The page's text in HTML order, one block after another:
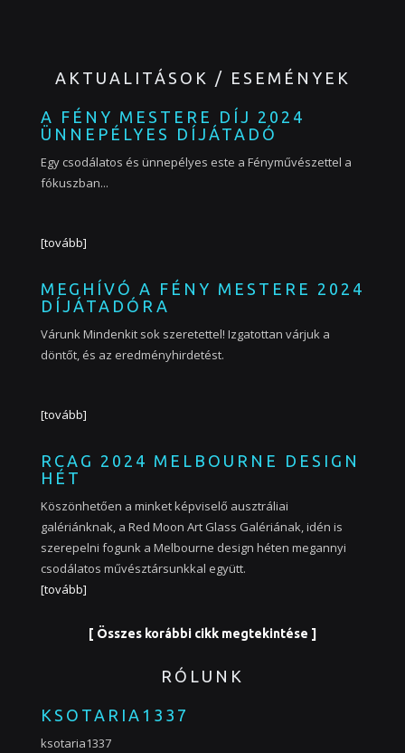
AKTUALITÁSOK / ESEMÉNYEK
A FÉNY MESTERE DÍJ 2024
ÜNNEPÉLYES DÍJÁTADÓ
Egy csodálatos és ünnepélyes este a Fényművészettel a
fókuszban...
[tovább]
MEGHÍVÓ A FÉNY MESTERE 2024
DÍJÁTADÓRA
Várunk Mindenkit sok szeretettel! Izgatottan várjuk a
döntőt, és az eredményhirdetést.
[tovább]
RCAG 2024 MELBOURNE DESIGN
HÉT
Köszönhetően a minket képviselő ausztráliai
galériánknak, a Red Moon Art Glass Galériának, idén is
szerepelni fogunk a Melbourne design héten megannyi
csodálatos művésztársunkkal együtt.
[tovább]
[ Összes korábbi cikk megtekintése ]
RÓLUNK
KSOTARIA1337
ksotaria1337